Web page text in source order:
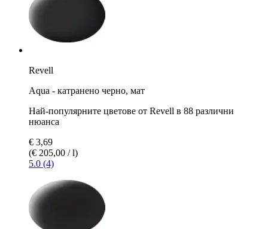
Revell
Aqua - катранено черно, мат
Най-популярните цветове от Revell в 88 различни
нюанса
€ 3,69
(€ 205,00 / l)
5.0 (4)